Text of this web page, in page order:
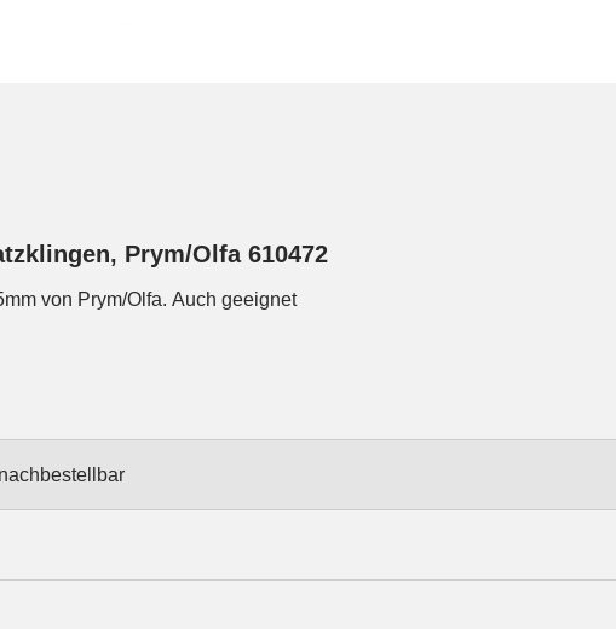
Prym/Olfa 610472
von Prym/Olfa. Auch geeignet